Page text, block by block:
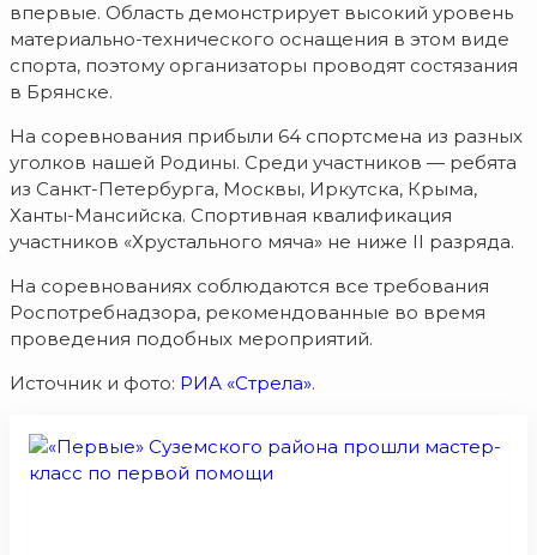
впервые. Область демонстрирует высокий уровень
материально-технического оснащения в этом виде
спорта, поэтому организаторы проводят состязания
в Брянске.
На соревнования прибыли 64 спортсмена из разных
уголков нашей Родины. Среди участников — ребята
из Санкт-Петербурга, Москвы, Иркутска, Крыма,
Ханты-Мансийска. Спортивная квалификация
участников «Хрустального мяча» не ниже II разряда.
На соревнованиях соблюдаются все требования
Роспотребнадзора, рекомендованные во время
проведения подобных мероприятий.
Источник и фото: РИА «Стрела».